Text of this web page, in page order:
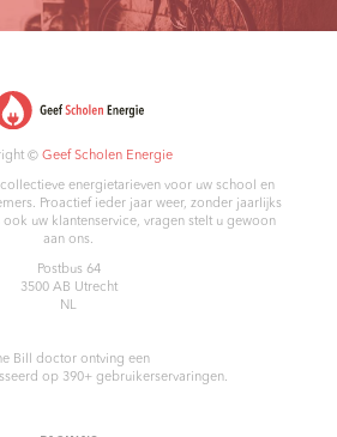
© Geef Scholen Energie
energietarieven voor uw school en
Proactief ieder jaar weer, zonder jaarlijks
ook uw klantenservice, vragen stelt u gewoon
aan ons.
Postbus 64
3500 AB Utrecht
NL
Bill doctorontving een
op 390+ gebruikerservaringen.